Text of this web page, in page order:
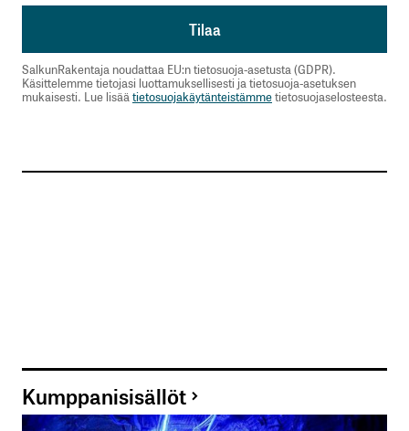
SalkunRakentaja noudattaa EU:n tietosuoja-asetusta (GDPR).
Käsittelemme tietojasi luottamuksellisesti ja tietosuoja-asetuksen
mukaisesti. Lue lisäätietosuojakäytänteistämmetietosuojaselosteesta.
Kumppanisisällöt